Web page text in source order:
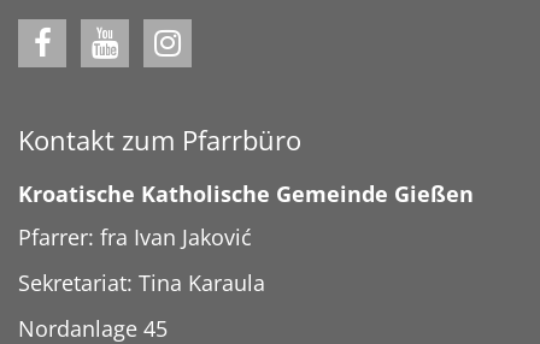
Kontakt zum Pfarrbüro
Kroatische Katholische Gemeinde Gießen
Pfarrer: fra Ivan Jaković
Sekretariat: Tina Karaula
Nordanlage 45